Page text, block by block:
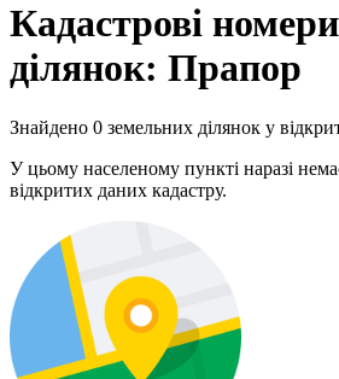
Кадастрові
ділянок: Прапор
Знайдено 0 земельних ділянок у
У цьому населеному пункті наразі
відкритих даних кадастру.